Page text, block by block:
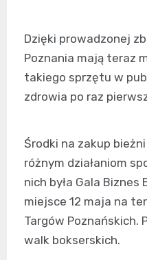
Dzięki prowadzonej
Poznania mają teraz
takiego sprzętu w
zdrowia po raz
Środki na zakup
różnym działaniom
nich była Gala Biznes
miejsce 12 maja na
Targów Poznańskich.
walk bokserskich.